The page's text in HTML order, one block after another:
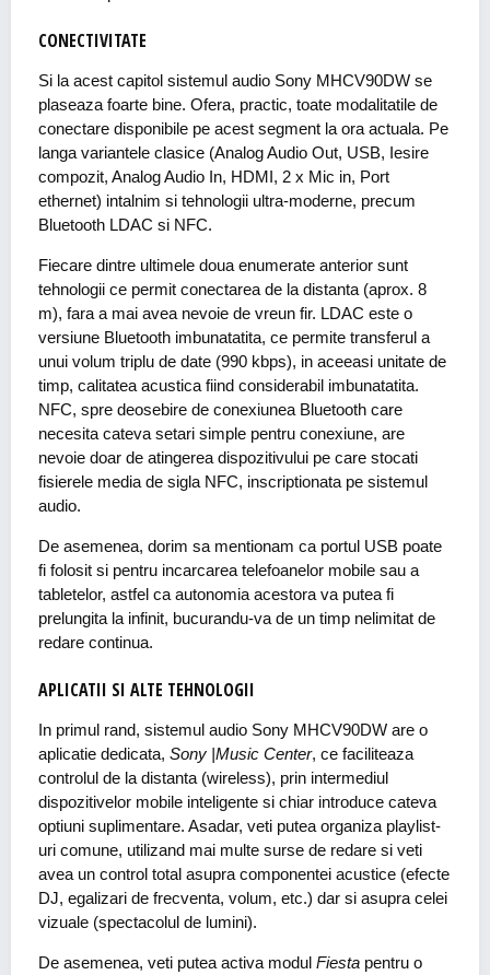
CONECTIVITATE
Si la acest capitol sistemul audio Sony MHCV90DW se
plaseaza foarte bine. Ofera, practic, toate modalitatile de
conectare disponibile pe acest segment la ora actuala. Pe
langa variantele clasice (Analog Audio Out, USB, Iesire
compozit, Analog Audio In, HDMI, 2 x Mic in, Port
ethernet) intalnim si tehnologii ultra-moderne, precum
Bluetooth LDAC si NFC.
Fiecare dintre ultimele doua enumerate anterior sunt
tehnologii ce permit conectarea de la distanta (aprox. 8
m), fara a mai avea nevoie de vreun fir. LDAC este o
versiune Bluetooth imbunatatita, ce permite transferul a
unui volum triplu de date (990 kbps), in aceeasi unitate de
timp, calitatea acustica fiind considerabil imbunatatita.
NFC, spre deosebire de conexiunea Bluetooth care
necesita cateva setari simple pentru conexiune, are
nevoie doar de atingerea dispozitivului pe care stocati
fisierele media de sigla NFC, inscriptionata pe sistemul
audio.
De asemenea, dorim sa mentionam ca portul USB poate
fi folosit si pentru incarcarea telefoanelor mobile sau a
tabletelor, astfel ca autonomia acestora va putea fi
prelungita la infinit, bucurandu-va de un timp nelimitat de
redare continua.
APLICATII SI ALTE TEHNOLOGII
In primul rand, sistemul audio Sony MHCV90DW are o
aplicatie dedicata, Sony |Music Center, ce faciliteaza
controlul de la distanta (wireless), prin intermediul
dispozitivelor mobile inteligente si chiar introduce cateva
optiuni suplimentare. Asadar, veti putea organiza playlist-
uri comune, utilizand mai multe surse de redare si veti
avea un control total asupra componentei acustice (efecte
DJ, egalizari de frecventa, volum, etc.) dar si asupra celei
vizuale (spectacolul de lumini).
De asemenea, veti putea activa modul Fiesta pentru o